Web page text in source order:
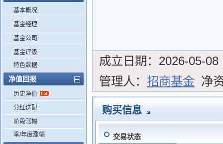
基本概况
基金经理
基金公司
基金评级
特色数据
净值回报
历史净值
分红送配
阶段涨幅
季/年度涨幅
成立日期： 2026-05-08
管理人： 招商基金 净
购买信息
交易状态